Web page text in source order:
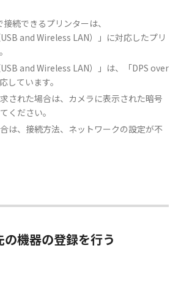
続できるプリンターは、
and Wireless LAN）」に対応したプリ
and Wireless LAN）」は、「DPS over
しています。
された場合は、カメラに表示された暗号
ください。
は、接続方法、ネットワークの設定が不
の機器の登録を行う